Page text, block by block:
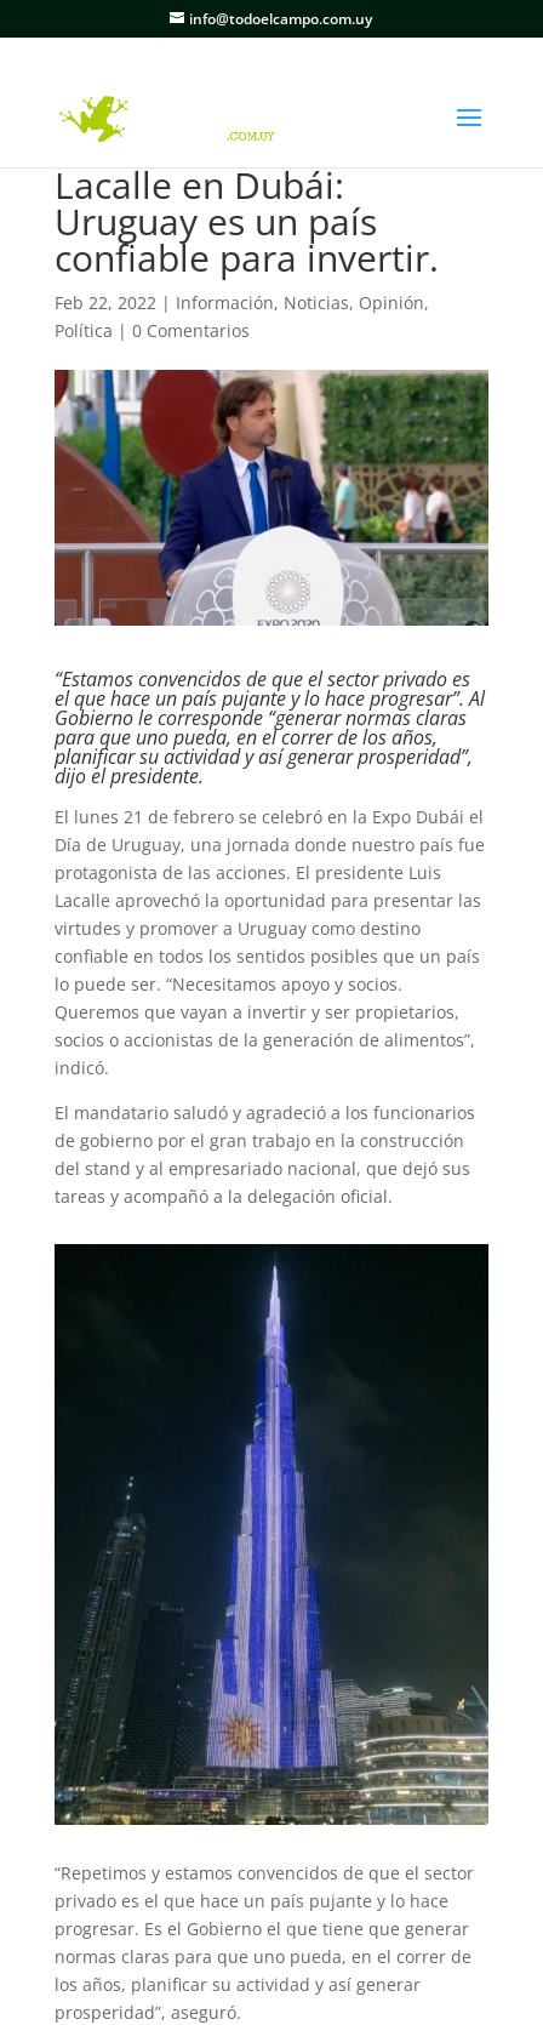
info@todoelcampo.com.uy
Lacalle en Dubái:
Uruguay es un país
confiable para invertir.
Feb 22, 2022| Información, Noticias, Opinión,
Política | 0 Comentarios
“Estamos convencidos de que el sector privado es
el que hace un país pujante y lo hace progresar”. Al
Gobierno le corresponde “generar normas claras
para que uno pueda, en el correr de los años,
planificar su actividad y así generar prosperidad”,
dijo el presidente.
El lunes 21 de febrero se celebró en la Expo Dubái el
Día de Uruguay, una jornada donde nuestro país fue
protagonista de las acciones. El presidente Luis
Lacalle aprovechó la oportunidad para presentar las
virtudes y promover a Uruguay como destino
confiable en todos los sentidos posibles que un país
lo puede ser. “Necesitamos apoyo y socios.
Queremos que vayan a invertir y ser propietarios,
socios o accionistas de la generación de alimentos”,
indicó.
El mandatario saludó y agradeció a los funcionarios
de gobierno por el gran trabajo en la construcción
del stand y al empresariado nacional, que dejó sus
tareas y acompañó a la delegación oficial.
“Repetimos y estamos convencidos de que el sector
privado es el que hace un país pujante y lo hace
progresar. Es el Gobierno el que tiene que generar
normas claras para que uno pueda, en el correr de
los años, planificar su actividad y así generar
prosperidad”, aseguró.